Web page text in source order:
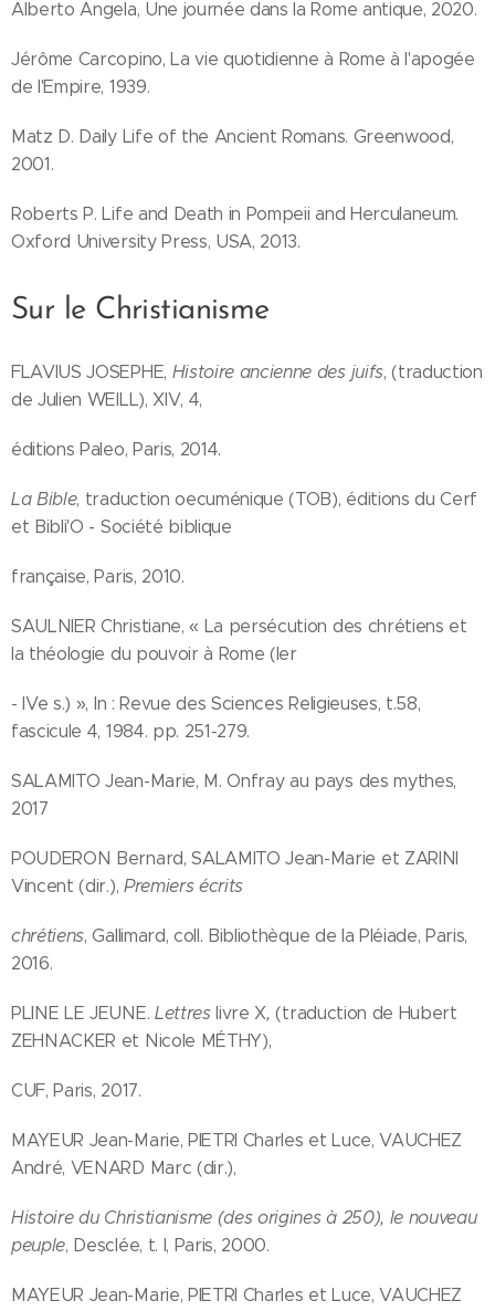
Alberto Angela, Une journée dans la Rome antique, 2020.
Jérôme Carcopino, La vie quotidienne à Rome à l'apogée
de l'Empire, 1939.
Matz D. Daily Life of the Ancient Romans. Greenwood,
2001.
Roberts P. Life and Death in Pompeii and Herculaneum.
Oxford University Press, USA, 2013.
Sur le Christianisme
FLAVIUS JOSEPHE, Histoire ancienne des juifs, (traduction
de Julien WEILL), XIV, 4,
éditions Paleo, Paris, 2014.
La Bible, traduction oecuménique (TOB), éditions du Cerf
et Bibli'O - Société biblique
française, Paris, 2010.
SAULNIER Christiane, « La persécution des chrétiens et
la théologie du pouvoir à Rome (Ier
- IVe s.) », In : Revue des Sciences Religieuses, t.58,
fascicule 4, 1984. pp. 251-279.
SALAMITO Jean-Marie, M. Onfray au pays des mythes,
2017
POUDERON Bernard, SALAMITO Jean-Marie et ZARINI
Vincent (dir.), Premiers écrits
chrétiens, Gallimard, coll. Bibliothèque de la Pléiade, Paris,
2016.
PLINE LE JEUNE. Lettres livre X, (traduction de Hubert
ZEHNACKER et Nicole MÉTHY),
CUF, Paris, 2017.
MAYEUR Jean-Marie, PIETRI Charles et Luce, VAUCHEZ
André, VENARD Marc (dir.),
Histoire du Christianisme (des origines à 250), le nouveau
peuple, Desclée, t. I, Paris, 2000.
MAYEUR Jean-Marie, PIETRI Charles et Luce, VAUCHEZ